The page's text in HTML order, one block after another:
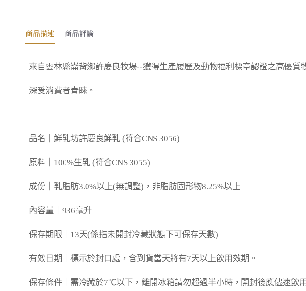
商品描述 商品評論
來自雲林縣崙背鄉許慶良牧場--獲得生產履歷及動物福利標章認證之高優質
深受消費者青睞。
品名｜鮮乳坊許慶良鮮乳 (符合CNS 3056)
原料｜100%生乳 (符合CNS 3055)
成份｜乳脂肪3.0%以上(無調整)，非脂肪固形物8.25%以上
內容量｜936毫升
保存期限｜13天(係指未開封冷藏狀態下可保存天數)
有效日期｜標示於封口處，含到貨當天將有7天以上飲用效期。
保存條件｜需冷藏於7℃以下，離開冰箱請勿超過半小時，開封後應儘速飲